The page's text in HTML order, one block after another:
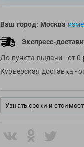
Ваш город: Москва
Экспресс-
До пункта выдачи - от 0
Курьерская доставка -
Узнать сроки и